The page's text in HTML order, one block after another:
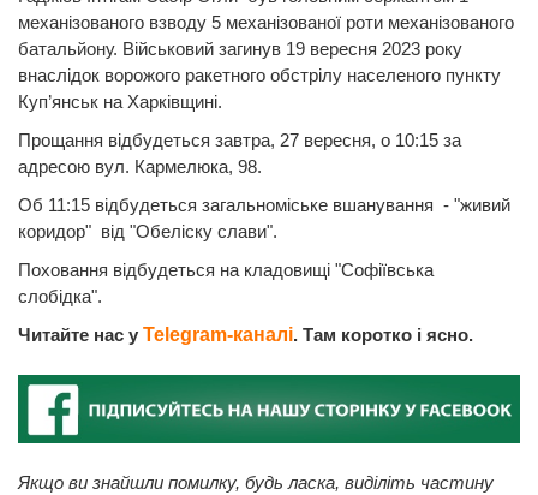
механізованого взводу 5 механізованої роти механізованого
батальйону. Військовий загинув 19 вересня 2023 року
внаслідок ворожого ракетного обстрілу населеного пункту
Куп’янськ на Харківщині.
Прощання відбудеться завтра, 27 вересня, о 10:15 за
адресою вул. Кармелюка, 98.
Об 11:15 відбудеться загальноміське вшанування - "живий
коридор" від "Обеліску слави".
Поховання відбудеться на кладовищі "Софіївська
слобідка".
Читайте нас у Telegram-каналі. Там коротко і ясно.
Якщо ви знайшли помилку, будь ласка, виділіть частину